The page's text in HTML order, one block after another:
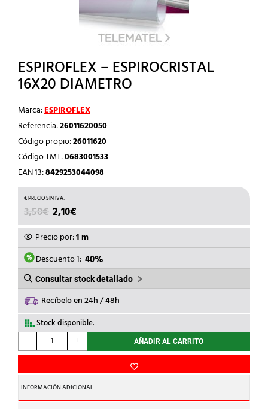
ESPIROFLEX – ESPIROCRISTAL
16X20 DIAMETRO
Marca:ESPIROFLEX
Referencia:26011620050
Código propio:26011620
Código TMT:0683001533
EAN 13:8429253044098
3,50€ EL
PRECIO
ORIGINAL
ERA:
3,50€.
2,10€
PRECIO
ACTUAL
ES:
2,10€.
Precio por:1 m
Descuento 1: 40%
Consultar stock detallado
Recíbelo en 24h / 48h
Stock disponible.
-
ESPIROFLEX
-
16X20
DIAMETRO
cantidad
+ AÑADIR AL CARRITO
INFORMACIÓN ADICIONAL